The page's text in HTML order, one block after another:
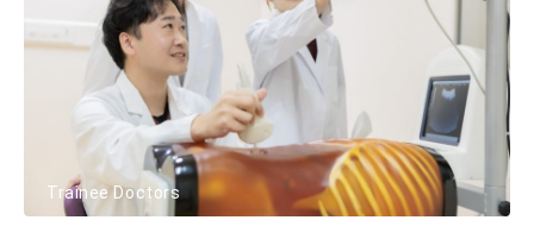
Trainee Doctors